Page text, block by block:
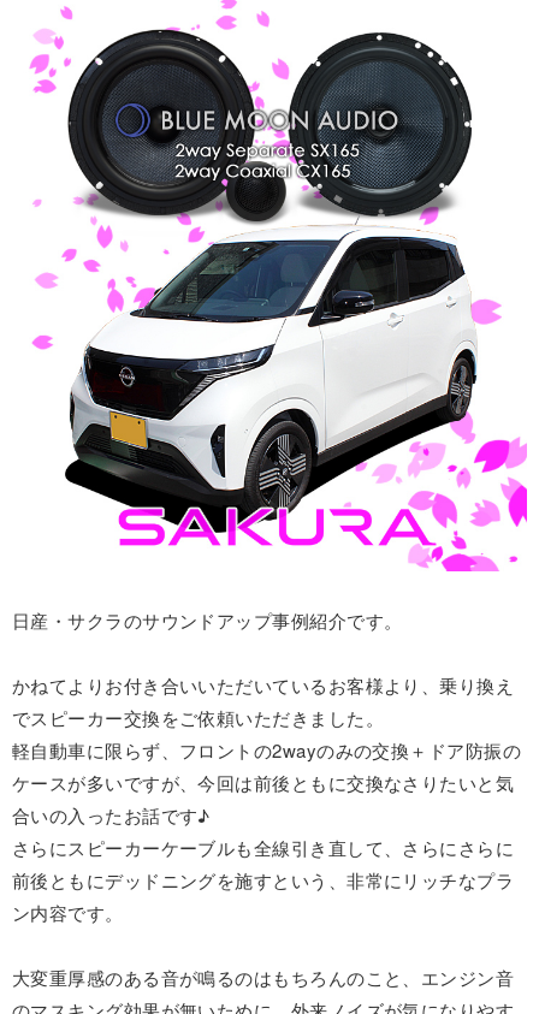
日産・サクラのサウンドアップ事例紹介です。
かねてよりお付き合いいただいているお客様より、乗り換え
でスピーカー交換をご依頼いただきました。
軽自動車に限らず、フロントの2wayのみの交換＋ドア防振の
ケースが多いですが、今回は前後ともに交換なさりたいと気
合いの入ったお話です♪
さらにスピーカーケーブルも全線引き直して、さらにさらに
前後ともにデッドニングを施すという、非常にリッチなプラ
ン内容です。
大変重厚感のある音が鳴るのはもちろんのこと、エンジン音